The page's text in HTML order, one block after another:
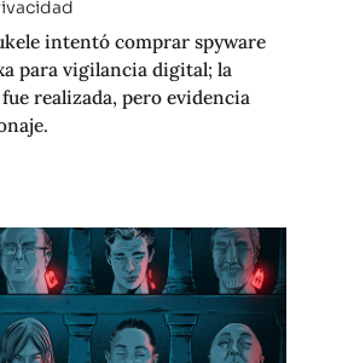
intentó comprar spyware
para vigilancia digital; la
realizada, pero evidencia